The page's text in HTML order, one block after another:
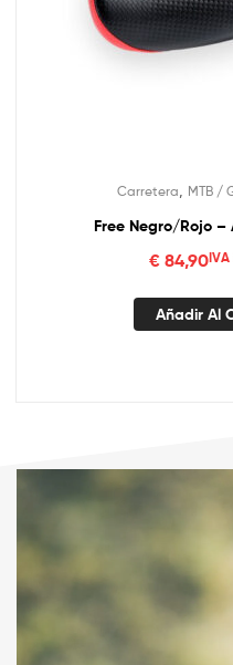
Carretera MTB /
Free Negro/Rojo –
€ 84,90
Añadir Al